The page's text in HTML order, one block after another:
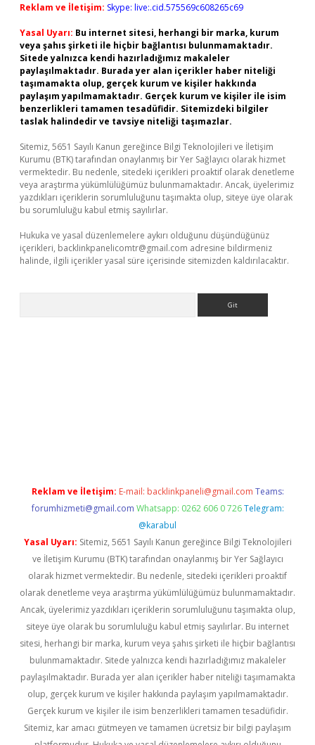
Reklam ve İletişim: Skype: live:.cid.575569c608265c69
Yasal Uyarı: Bu internet sitesi, herhangi bir marka, kurum
veya şahıs şirketi ile hiçbir bağlantısı bulunmamaktadır.
Sitede yalnızca kendi hazırladığımız makaleler
paylaşılmaktadır. Burada yer alan içerikler haber niteliği
taşımamakta olup, gerçek kurum ve kişiler hakkında
paylaşım yapılmamaktadır. Gerçek kurum ve kişiler ile isim
benzerlikleri tamamen tesadüfidir. Sitemizdeki bilgiler
taslak halindedir ve tavsiye niteliği taşımazlar.
Sitemiz, 5651 Sayılı Kanun gereğince Bilgi Teknolojileri ve İletişim
Kurumu (BTK) tarafından onaylanmış bir Yer Sağlayıcı olarak hizmet
vermektedir. Bu nedenle, sitedeki içerikleri proaktif olarak denetleme
veya araştırma yükümlülüğümüz bulunmamaktadır. Ancak, üyelerimiz
yazdıkları içeriklerin sorumluluğunu taşımakta olup, siteye üye olarak
bu sorumluluğu kabul etmiş sayılırlar.
Hukuka ve yasal düzenlemelere aykırı olduğunu düşündüğünüz
içerikleri, backlinkpanelicomtr@gmail.com adresine bildirmeniz
halinde, ilgili içerikler yasal süre içerisinde sitemizden kaldırılacaktır.
Reklam ve İletişim: E-mail: backlinkpaneli@gmail.com Teams:
forumhizmeti@gmail.com Whatsapp: 0262 606 0 726 Telegram:
@karabul
Yasal Uyarı: Sitemiz, 5651 Sayılı Kanun gereğince Bilgi Teknolojileri
ve İletişim Kurumu (BTK) tarafından onaylanmış bir Yer Sağlayıcı
olarak hizmet vermektedir. Bu nedenle, sitedeki içerikleri proaktif
olarak denetleme veya araştırma yükümlülüğümüz bulunmamaktadır.
Ancak, üyelerimiz yazdıkları içeriklerin sorumluluğunu taşımakta olup,
siteye üye olarak bu sorumluluğu kabul etmiş sayılırlar. Bu internet
sitesi, herhangi bir marka, kurum veya şahıs şirketi ile hiçbir bağlantısı
bulunmamaktadır. Sitede yalnızca kendi hazırladığımız makaleler
paylaşılmaktadır. Burada yer alan içerikler haber niteliği taşımamakta
olup, gerçek kurum ve kişiler hakkında paylaşım yapılmamaktadır.
Gerçek kurum ve kişiler ile isim benzerlikleri tamamen tesadüfidir.
Sitemiz, kar amacı gütmeyen ve tamamen ücretsiz bir bilgi paylaşım